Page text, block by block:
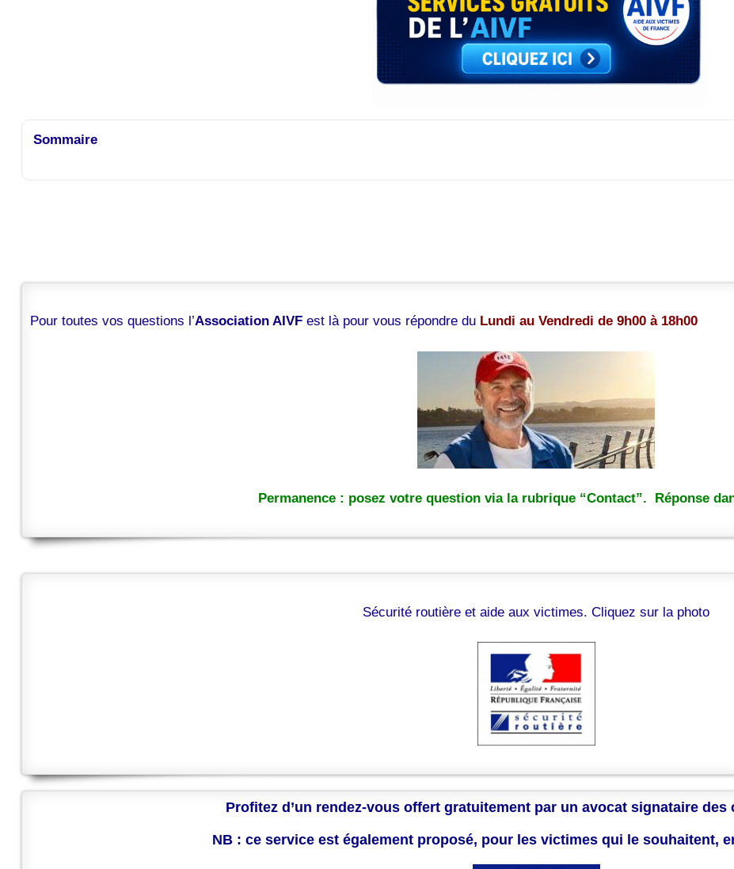
Sommaire
Pour toutes vos questions l’Association AIVF est là pour vous répondre du Lundi au Vendredi de 9h00 à 18h00
Permanence : posez votre question via la rubrique “Contact”. Réponse
Sécurité routière et aide aux victimes. Cliquez sur la photo
Profitez d’un rendez-vous offert gratuitement par un avocat signataire des
NB : ce service est également proposé, pour les victimes qui le souhaitent,